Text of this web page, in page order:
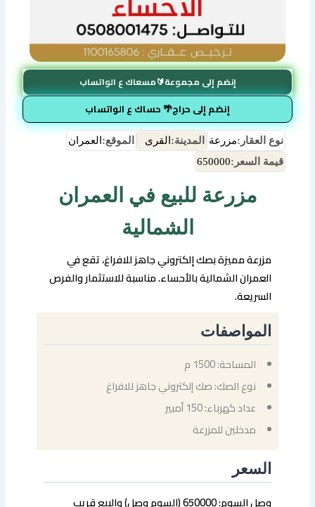
إنضم إلى مجموعة🔰مسعاك ع الواتساب
إنضم إلى حراج🌴 حساك ع الواتساب
نوع العقار:مزرعة المدينة: القرى الموقع: العمران
قيمة السعر:650000
مزرعة للبيع في العمران
الشمالية
مزرعة مميزة بصك إلكتروني جاهز للافراغ، تقع في
العمران الشمالية بالأحساء. مناسبة للاستثمار والفرص
السريعة.
المواصفات
المساحة: 1500 م
نوع الصك: صك إلكتروني جاهز للافراغ
عداد كهرباء: 150 أمبير
مدخلين للمزرعة
السعر
وصل السوم: 650000 (السوم وصل) والبيع قريب